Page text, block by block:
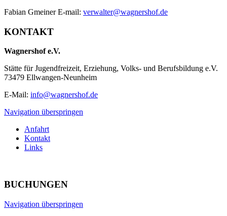
Fabian Gmeiner E-mail: verwalter@wagnershof.de
KONTAKT
Wagnershof e.V.
Stätte für Jugendfreizeit, Erziehung, Volks- und Berufsbildung e.V.
73479 Ellwangen-Neunheim
E-Mail: info@wagnershof.de
Navigation überspringen
Anfahrt
Kontakt
Links
BUCHUNGEN
Navigation überspringen